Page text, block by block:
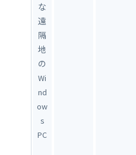
な
遠
隔
地
の
Wi
nd
ow
s
PC